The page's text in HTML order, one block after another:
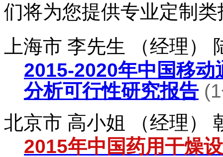
们将为您提供专业定制类
上海市 李先生 （经理）
2015-2020年中国移
分析可行性研究报告(1
北京市 高小姐 （经理）
2015年中国药用干燥